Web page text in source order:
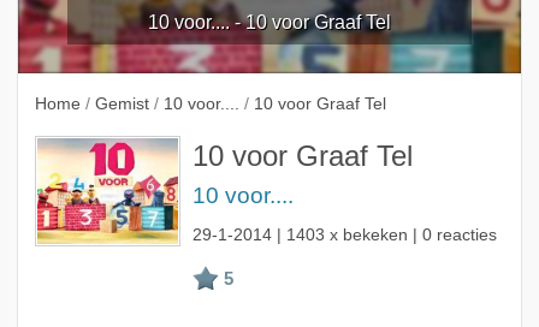
10 voor.... - 10 voor Graaf Tel
Home / Gemist / 10 voor.... / 10 voor Graaf Tel
10 voor Graaf Tel
10 voor....
29-1-2014| 1403 x bekeken | 0 reacties